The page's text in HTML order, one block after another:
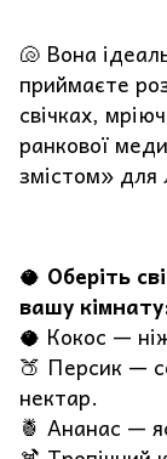
🐚 Вона
приймаєте
свічках,
ранкової
змістом»
🥥 Оберіть
вашу
🥥 Кокос —
🍑 Персик —
нектар.
🍍 Ананас —